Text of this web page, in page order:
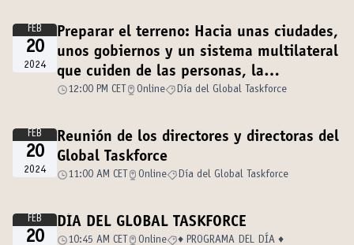
FEB
20
2024
Preparar el terreno: Hacia unas ciudades,
unos gobiernos y un sistema multilateral
que cuiden de las personas, la
democracia y nuestro planeta
12:00 PM CET Online Día del Global Taskforce
FEB
20
2024
Reunión de los directores y directoras del
Global Taskforce
11:00 AM CET Online Día del Global Taskforce
FEB
20
DÍA DEL GLOBAL TASKFORCE
10:45 AM CET Online ♦️ PROGRAMA DEL DÍA ♦️